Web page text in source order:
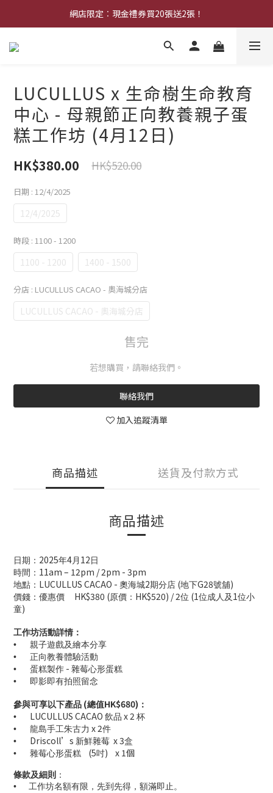
中秋早鳥優惠：購買中秋禮券可享8折優惠
網店限定︰現金禮券買20張送2張！
中秋早鳥優惠：購買中秋禮券可享8折優惠
LUCULLUS x 生命樹生命教育
中心 - 母親節正向教養親子蛋
糕工作坊 (4月12日)
HK$380.00 HK$520.00
日期 : 12/4/2025
12/4/2025
時段 : 1100 - 1200
1100 - 1200 1400 - 1500
分店 : LUCULLUS CACAO - 奧海城分店
LUCULLUS CACAO - 奧海城分店
售完
若想購買，請聯絡我們。
聯絡我們
加入追蹤清單
商品描述 送貨及付款方式
商品描述
日期 ： 2025年4月 12 日
時間 ： 11am – 12pm / 2pm - 3pm
地點 ： LUCULLUS CACAO - 奧海城2期分店 (地下G28號舖)
價錢 ：優惠價 HK$380 (原價： HK$520) / 2位 (1位成人及 1位小
童)
工作坊活動詳情：
• 親子遊戲及繪本分享
• 正向教養體驗活動
• 蛋糕製作 - 雜莓心形蛋糕
• 即影即有拍照留念
參與可享以下產品 (總值HK$680) ：
• LUCULLUS CACAO 飲品 x 2 杯
• 龍島手工朱古力 x 2件
• Driscoll’s 新鮮雜莓 x 3盒
• 雜莓心形蛋糕 (5吋) x 1個
條款及細則 ：
• 工作坊名額有限，先到先得，額滿即止。